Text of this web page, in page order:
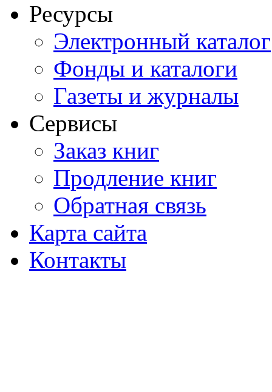
Ресурсы
Электронный каталог
Фонды и каталоги
Газеты и журналы
Сервисы
Заказ книг
Продление книг
Обратная связь
Карта сайта
Контакты